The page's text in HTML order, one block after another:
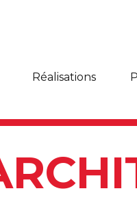
Réalisations